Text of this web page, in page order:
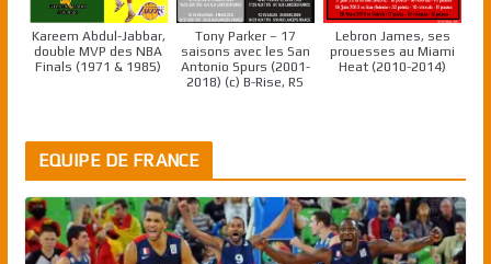
Kareem Abdul-Jabbar,
double MVP des NBA
Finals (1971 & 1985)
Tony Parker – 17
saisons avec les San
Antonio Spurs (2001-
2018) (c) B-Rise, RS
Lebron James, ses
prouesses au Miami
Heat (2010-2014)
EQUIPE DE FRANCE